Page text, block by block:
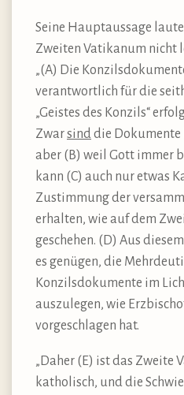
Seine Hauptaussage
Zweiten Vatikanum nicht
„(A) Die
verantwortlich für die
„Geistes des Konzils“
Zwarsind die
aber (B) weil Gott immer
kann (C) auch nur etwas
Zustimmung der
erhalten, wie auf dem
geschehen. (D) Aus
es genügen, die
Konzilsdokumente im
auszulegen, wie
vorgeschlagen hat.
„Daher (E) ist das Zweite
katholisch, und die